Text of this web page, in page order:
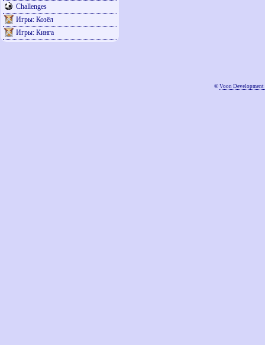
Challenges
Игры: Козёл
Игры: Кинга
© Voon Development